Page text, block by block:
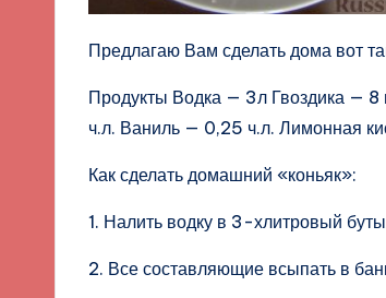
Предлагаю Вам сделать дома вот
Продукты Водка — 3л Гвоздика —
ч.л. Ваниль — 0,25 ч.л. Лимонная
Как сделать домашний «коньяк»:
1. Налить водку в 3-хлитровый
2. Все составляющие всыпать в